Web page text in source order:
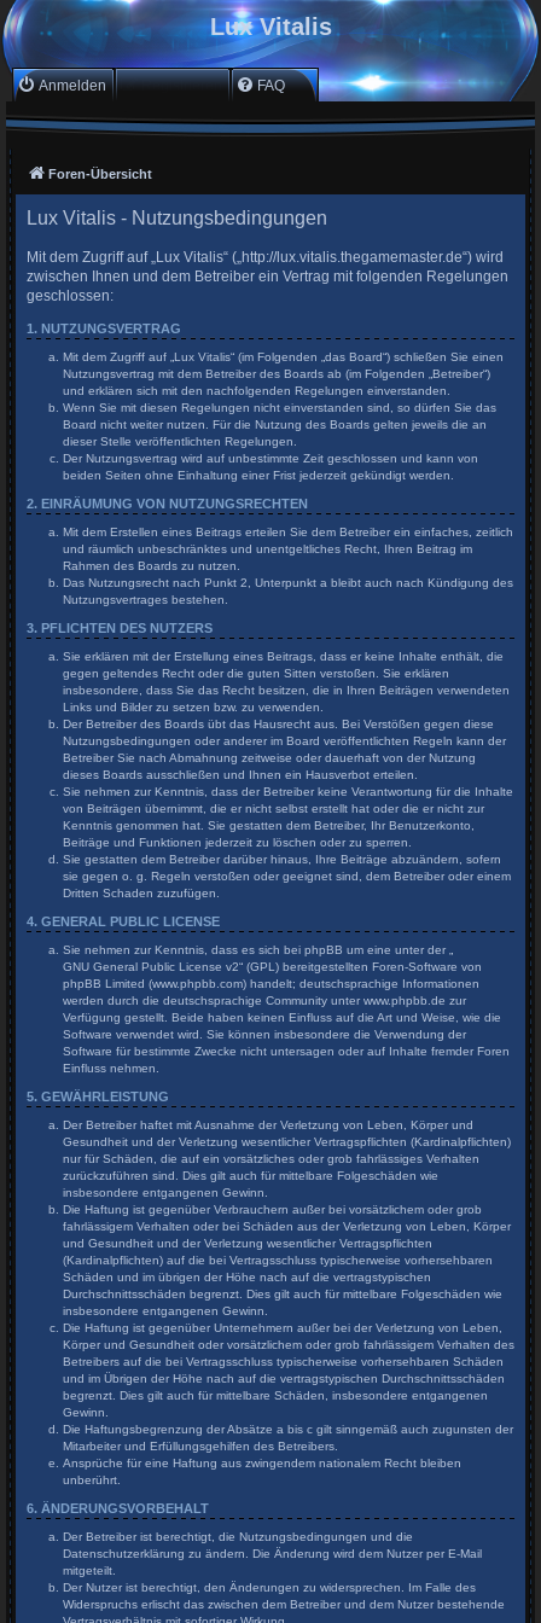
Lux Vitalis
Anmelden Registrieren FAQ
Foren-Übersicht
Lux Vitalis - Nutzungsbedingungen
Mit dem Zugriff auf „Lux Vitalis“ („http://lux.vitalis.thegamemaster.de“) wird
zwischen Ihnen und dem Betreiber ein Vertrag mit folgenden Regelungen
geschlossen:
1. NUTZUNGSVERTRAG
Mit dem Zugriff auf „Lux Vitalis“ (im Folgenden „das Board“) schließen Sie einen
Nutzungsvertrag mit dem Betreiber des Boards ab (im Folgenden „Betreiber“)
und erklären sich mit den nachfolgenden Regelungen einverstanden.
Wenn Sie mit diesen Regelungen nicht einverstanden sind, so dürfen Sie das
Board nicht weiter nutzen. Für die Nutzung des Boards gelten jeweils die an
dieser Stelle veröffentlichten Regelungen.
Der Nutzungsvertrag wird auf unbestimmte Zeit geschlossen und kann von
beiden Seiten ohne Einhaltung einer Frist jederzeit gekündigt werden.
2. EINRÄUMUNG VON NUTZUNGSRECHTEN
Mit dem Erstellen eines Beitrags erteilen Sie dem Betreiber ein einfaches, zeitlich
und räumlich unbeschränktes und unentgeltliches Recht, Ihren Beitrag im
Rahmen des Boards zu nutzen.
Das Nutzungsrecht nach Punkt 2, Unterpunkt a bleibt auch nach Kündigung des
Nutzungsvertrages bestehen.
3. PFLICHTEN DES NUTZERS
Sie erklären mit der Erstellung eines Beitrags, dass er keine Inhalte enthält, die
gegen geltendes Recht oder die guten Sitten verstoßen. Sie erklären
insbesondere, dass Sie das Recht besitzen, die in Ihren Beiträgen verwendeten
Links und Bilder zu setzen bzw. zu verwenden.
Der Betreiber des Boards übt das Hausrecht aus. Bei Verstößen gegen diese
Nutzungsbedingungen oder anderer im Board veröffentlichten Regeln kann der
Betreiber Sie nach Abmahnung zeitweise oder dauerhaft von der Nutzung
dieses Boards ausschließen und Ihnen ein Hausverbot erteilen.
Sie nehmen zur Kenntnis, dass der Betreiber keine Verantwortung für die Inhalte
von Beiträgen übernimmt, die er nicht selbst erstellt hat oder die er nicht zur
Kenntnis genommen hat. Sie gestatten dem Betreiber, Ihr Benutzerkonto,
Beiträge und Funktionen jederzeit zu löschen oder zu sperren.
Sie gestatten dem Betreiber darüber hinaus, Ihre Beiträge abzuändern, sofern
sie gegen o. g. Regeln verstoßen oder geeignet sind, dem Betreiber oder einem
Dritten Schaden zuzufügen.
4. GENERAL PUBLIC LICENSE
Sie nehmen zur Kenntnis, dass es sich bei phpBB um eine unter der „
GNU General Public License v2“ (GPL) bereitgestellten Foren-Software von
phpBB Limited (www.phpbb.com) handelt; deutschsprachige Informationen
werden durch die deutschsprachige Community unter www.phpbb.de zur
Verfügung gestellt. Beide haben keinen Einfluss auf die Art und Weise, wie die
Software verwendet wird. Sie können insbesondere die Verwendung der
Software für bestimmte Zwecke nicht untersagen oder auf Inhalte fremder Foren
Einfluss nehmen.
5. GEWÄHRLEISTUNG
Der Betreiber haftet mit Ausnahme der Verletzung von Leben, Körper und
Gesundheit und der Verletzung wesentlicher Vertragspflichten (Kardinalpflichten)
nur für Schäden, die auf ein vorsätzliches oder grob fahrlässiges Verhalten
zurückzuführen sind. Dies gilt auch für mittelbare Folgeschäden wie
insbesondere entgangenen Gewinn.
Die Haftung ist gegenüber Verbrauchern außer bei vorsätzlichem oder grob
fahrlässigem Verhalten oder bei Schäden aus der Verletzung von Leben, Körper
und Gesundheit und der Verletzung wesentlicher Vertragspflichten
(Kardinalpflichten) auf die bei Vertragsschluss typischerweise vorhersehbaren
Schäden und im übrigen der Höhe nach auf die vertragstypischen
Durchschnittsschäden begrenzt. Dies gilt auch für mittelbare Folgeschäden wie
insbesondere entgangenen Gewinn.
Die Haftung ist gegenüber Unternehmern außer bei der Verletzung von Leben,
Körper und Gesundheit oder vorsätzlichem oder grob fahrlässigem Verhalten des
Betreibers auf die bei Vertragsschluss typischerweise vorhersehbaren Schäden
und im Übrigen der Höhe nach auf die vertragstypischen Durchschnittsschäden
begrenzt. Dies gilt auch für mittelbare Schäden, insbesondere entgangenen
Gewinn.
Die Haftungsbegrenzung der Absätze a bis c gilt sinngemäß auch zugunsten der
Mitarbeiter und Erfüllungsgehilfen des Betreibers.
Ansprüche für eine Haftung aus zwingendem nationalem Recht bleiben
unberührt.
6. ÄNDERUNGSVORBEHALT
Der Betreiber ist berechtigt, die Nutzungsbedingungen und die
Datenschutzerklärung zu ändern. Die Änderung wird dem Nutzer per E-Mail
mitgeteilt.
Der Nutzer ist berechtigt, den Änderungen zu widersprechen. Im Falle des
Widerspruchs erlischt das zwischen dem Betreiber und dem Nutzer bestehende